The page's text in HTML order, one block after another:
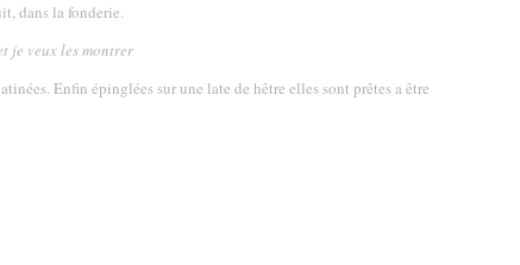
dans la fonderie.
je veux les montrer
Enfin épinglées sur une late de hêtre elles sont prêtes a être